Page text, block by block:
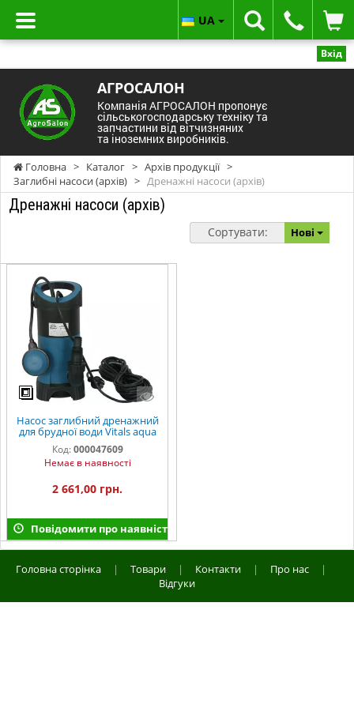
Вхід
АГРОСАЛОН
Компанія АГРОСАЛОН пропонує
сільськогосподарську техніку та
запчастини від вітчизняних
та іноземних виробників.
UA
Головна > Каталог > Архів продукції >
Заглибні насоси (архів) > Дренажні насоси (архів)
Дренажні насоси (архів)
Сортувати: Нові
Насос заглибний дренажний
для брудної води Vitals aqua
DP 713s
Код: 000047609
Немає в наявності
2 661,00 грн.
Повідомити про наявність
Головна сторінка | Товари | Контакти | Про нас
|
Відгуки